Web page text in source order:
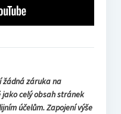
žádná záruka na
celý obsah stránek
účelům. Zapojení výše